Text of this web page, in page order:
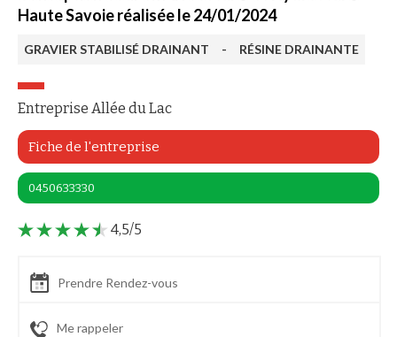
Haute Savoie réalisée le 24/01/2024
GRAVIER STABILISÉ DRAINANT - RÉSINE DRAINANTE
Entreprise Allée du Lac
Fiche de l'entreprise
0450633330
4,5/5
Prendre Rendez-vous
Me rappeler